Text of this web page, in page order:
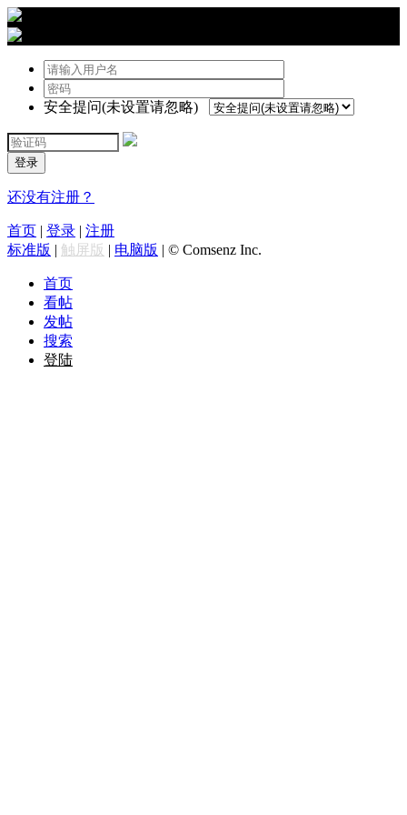
安全提问(未设置请忽略)
登录
还没有注册？
首页 | 登录 | 注册
标准版 | 触屏版 | 电脑版 | © Comsenz Inc.
首页
看帖
发帖
搜索
登陆